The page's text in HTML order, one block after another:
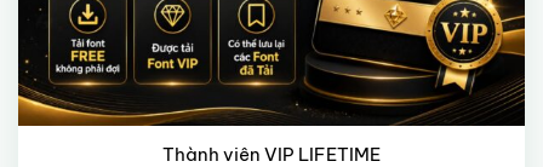
Thành viên VIP LIFETIME